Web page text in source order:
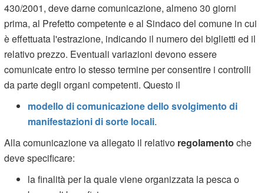
430/2001, deve darne comunicazione, almeno 30 giorni
prima, al Prefetto competente e al Sindaco del comune in cui
è effettuata l'estrazione, indicando il numero dei biglietti ed il
relativo prezzo. Eventuali variazioni devono essere
comunicate entro lo stesso termine per consentire i controlli
da parte degli organi competenti. Questo il
modello di comunicazione dello svolgimento di
manifestazioni di sorte locali.
Alla comunicazione va allegato il relativo regolamento che
deve specificare:
la finalità per la quale viene organizzata la pesca o